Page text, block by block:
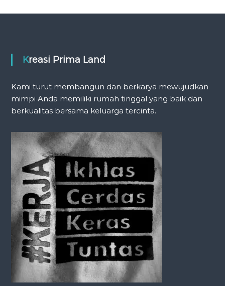
s
n
v
g
a
o
Kreasi Prima Land
Kami turut membangun dan berkarya mewujudkan
mimpi Anda memiliki rumah tinggal yang baik dan
berkualitas bersama keluarga tercinta.